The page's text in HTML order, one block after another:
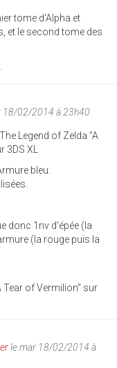
tome d'Alpha et
et le second tome des
18/02/2014 à 23h40
Legend of Zelda "A
3DS XL
bleu.
donc 1nv d'épée (la
(la rouge puis la
Tear of Vermilion" sur
le mar 18/02/2014 à